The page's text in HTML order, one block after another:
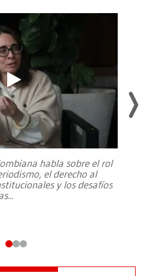
habla sobre el rol
el derecho al
y los desafíos
...